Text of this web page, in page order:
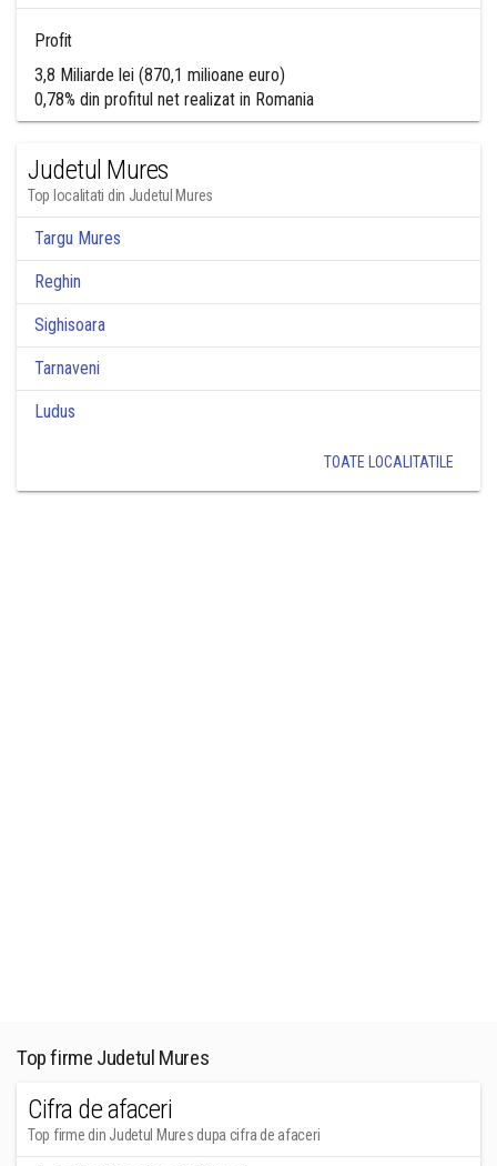
Profit
3,8 Miliarde lei (870,1 milioane euro)
0,78% din profitul net realizat in Romania
Judetul Mures
Top localitati din Judetul Mures
Targu Mures
Reghin
Sighisoara
Tarnaveni
Ludus
TOATE LOCALITATILE
Top firme Judetul Mures
Cifra de afaceri
Top firme din Judetul Mures dupa cifra de afaceri